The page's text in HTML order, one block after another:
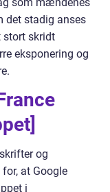
som mændenes
det stadig anses
stort skridt
eksponering og
og
at Google
i